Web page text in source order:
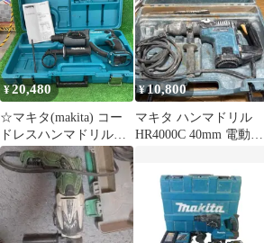
¥20,480
☆マキタ(makita) コー
ドレスハンマドリル
HR202DZK【川崎店】
¥10,800
マキタ ハンマドリル
HR4000C 40mm 電動ハ